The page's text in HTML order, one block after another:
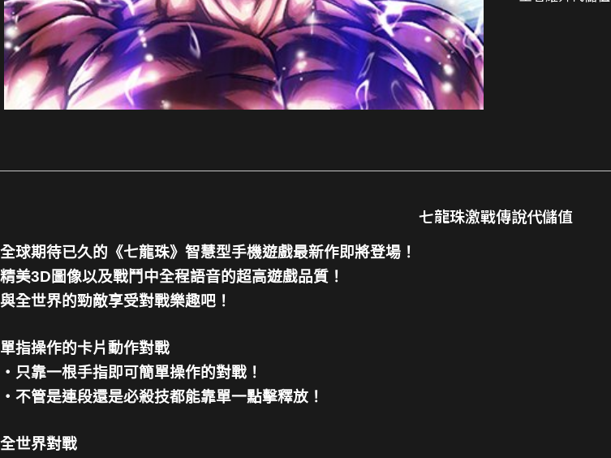
七龍珠激戰傳說代儲值
全球期待已久的《七龍珠》智慧型手機遊戲最新作即將登場！
精美3D圖像以及戰鬥中全程語音的超高遊戲品質！
與全世界的勁敵享受對戰樂趣吧！
單指操作的卡片動作對戰
・只靠一根手指即可簡單操作的對戰！
・不管是連段還是必殺技都能靠單一點擊釋放！
全世界對戰